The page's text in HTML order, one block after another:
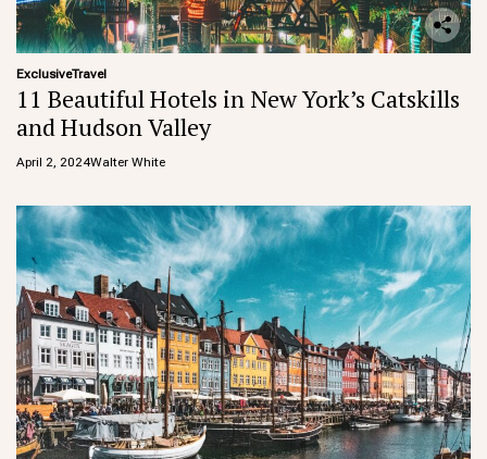
ExclusiveTravel
11 Beautiful Hotels in New York’s Catskills
and Hudson Valley
April 2, 2024Walter White